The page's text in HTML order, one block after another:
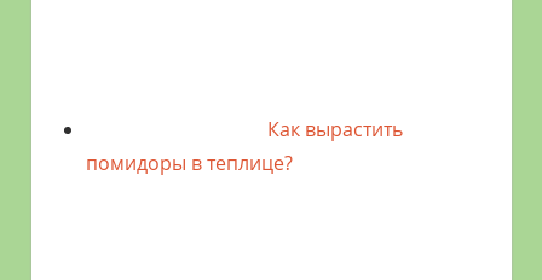
Как вырастить
помидоры в теплице?